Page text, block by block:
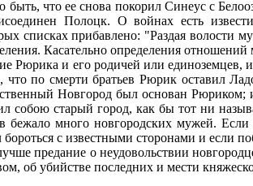
что ее снова покорил Синеус с
Полоцк. О войнах есть
списках прибавлено: "Раздая волости
Касательно определения
Рюрика и его родичей или
по смерти братьев Рюрик оставил
Новгород был основан Рюриком;
собою старый город, как бы тот ни
много новгородских мужей.
с известными сторонами и если
предание о неудовольствии
об убийстве последних и мести